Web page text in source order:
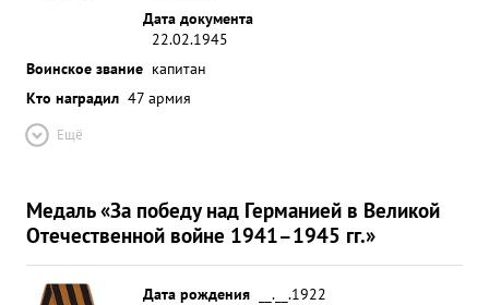
Дата документа
22.02.1945
Воинское звание капитан
Кто наградил 47 армия
Ещё
Медаль «За победу над Германией в Великой
Отечественной войне 1941–1945 гг.»
Дата рождения
__.__.1922